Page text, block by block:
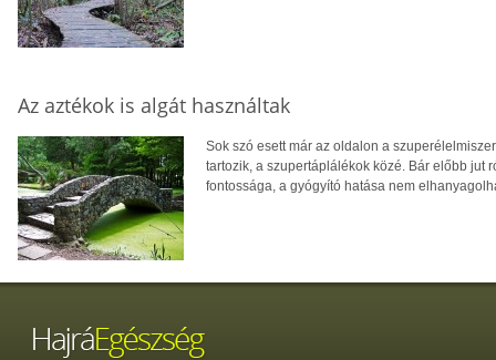
Az aztékok is algát használtak
Sok szó esett már az oldalon a
tartozik, a szupertáplálékok közé. Bár előbb jut
fontossága, a gyógyító hatása nem